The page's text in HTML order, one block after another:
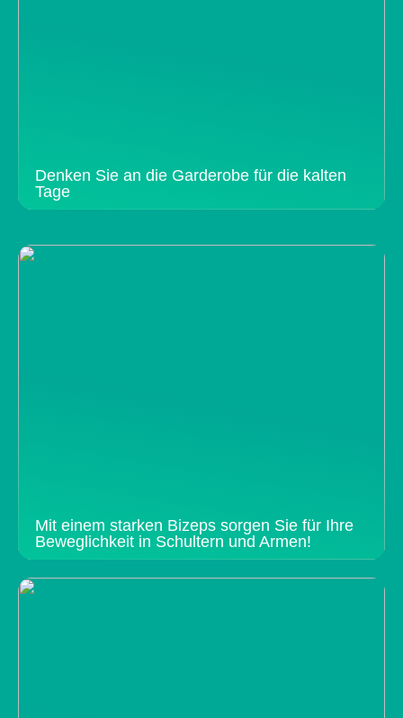
Denken Sie an die Garderobe für die kalten
Tage
Mit einem starken Bizeps sorgen Sie für Ihre
Beweglichkeit in Schultern und Armen!